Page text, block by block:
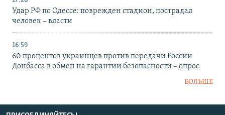
Удар РФ по Одессе: поврежден стадион, пострадал
человек – власти
16:59
60 процентов украинцев против передачи России
Донбасса в обмен на гарантии безопасности – опрос
БОЛЬШЕ